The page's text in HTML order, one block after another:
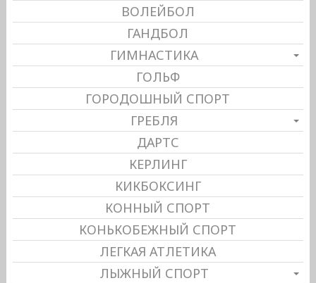
ВОЛЕЙБОЛ
ГАНДБОЛ
ГИМНАСТИКА
ГОЛЬФ
ГОРОДОШНЫЙ СПОРТ
ГРЕБЛЯ
ДАРТС
КЕРЛИНГ
КИКБОКСИНГ
КОННЫЙ СПОРТ
КОНЬКОБЕЖНЫЙ СПОРТ
ЛЕГКАЯ АТЛЕТИКА
ЛЫЖНЫЙ СПОРТ